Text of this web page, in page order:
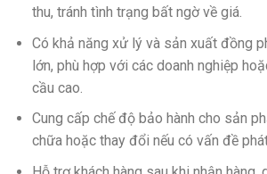
thu, tránh tình trạng bất ngờ về giá.
Có khả năng xử lý và sản xuất đồng
lớn, phù hợp với các doanh nghiệp
cầu cao.
Cung cấp chế độ bảo hành cho sản
chữa hoặc thay đổi nếu có vấn đề